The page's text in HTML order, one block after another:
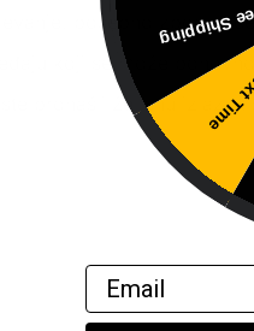
posebno zbog veće
koji se može ponovno
pronašli željenu
Try
Free
Email